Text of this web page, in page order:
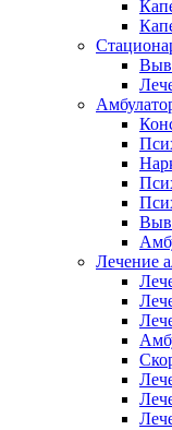
Лечение